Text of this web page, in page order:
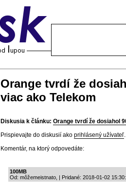
Orange tvrdí že
viac ako Telekom
Diskusia k článku: Orange tvrdí že dosiahol
Prispievajte do diskusií ako prihlásený užívateľ.
Komentár, na ktorý odpovedáte:
100MB
Od: môžemeistnato, | Pridané: 2018-01-02